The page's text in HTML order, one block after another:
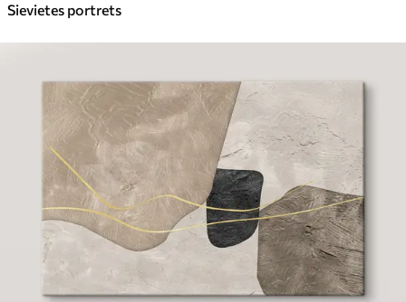
Sievietes portrets